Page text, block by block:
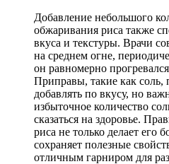
Добавление небольшого
обжаривания риса также
вкуса и текстуры. Врачи
на среднем огне,
он равномерно
Приправы, такие как
добавлять по вкусу, но
избыточное количество
сказаться на здоровье.
риса не только делает его
сохраняет полезные
отличным гарниром для